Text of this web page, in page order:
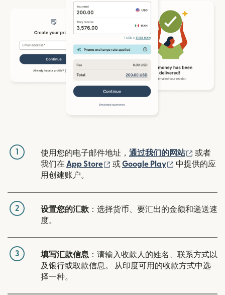
1 使用您的电子邮件地址， 通过我们的网站 （在新
或者
我们在 App Store （在新窗口中打开）
或Google Play （在新窗口中
中提供的应
用创建账户。
2 设置您的汇款 ：选择货币、要汇出的金额和递送速
度。
3 填写汇款信息 ：请输入收款人的姓名、联系方式以
及银行或取款信息。 从印度可用的收款方式中选
择一种。